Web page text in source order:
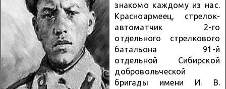
знакомо каждому из нас.
Красноармеец, стрелок-
автоматчик 2-го
отдельного стрелкового
батальона 91-й
отдельной Сибирской
добровольческой
бригады имени И. В.